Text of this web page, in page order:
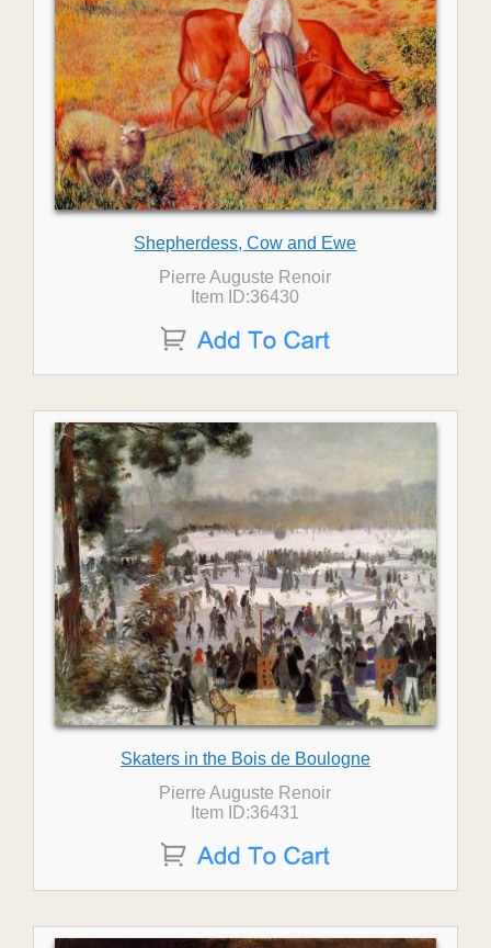
Shepherdess, Cow and Ewe
Pierre Auguste Renoir
Item ID:36430
Skaters in the Bois de Boulogne
Pierre Auguste Renoir
Item ID:36431